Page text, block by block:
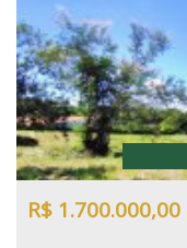
R$ 1.700.000,00